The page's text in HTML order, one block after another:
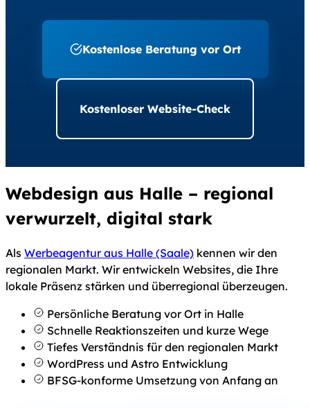
Kostenlose Beratung vor Ort
Kostenloser Website-Check
Webdesign aus Halle – regional
verwurzelt, digital stark
Als Werbeagentur aus Halle (Saale) kennen wir den
regionalen Markt. Wir entwickeln Websites, die Ihre
lokale Präsenz stärken und überregional überzeugen.
Persönliche Beratung vor Ort in Halle
Schnelle Reaktionszeiten und kurze Wege
Tiefes Verständnis für den regionalen Markt
WordPress und Astro Entwicklung
BFSG-konforme Umsetzung von Anfang an